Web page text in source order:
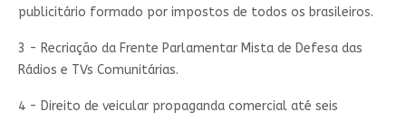
publicitário formado por impostos de todos os brasileiros.
3 - Recriação da Frente Parlamentar Mista de Defesa das
Rádios e TVs Comunitárias.
4 - Direito de veicular propaganda comercial até seis